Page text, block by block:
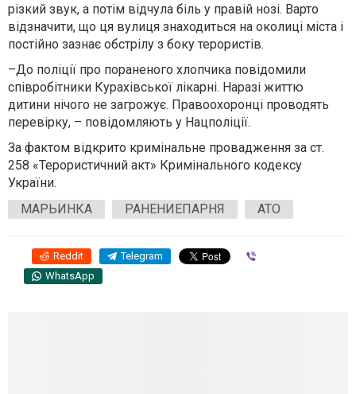
різкий звук, а потім відчула біль у правій нозі. Варто
відзначити, що ця вулиця знаходиться на околиці міста і
постійно зазнає обстрілу з боку терористів.
–До поліції про пораненого хлопчика повідомили
співробітники Курахівської лікарні. Наразі життю
дитини нічого не загрожує. Правоохоронці проводять
перевірку, – повідомляють у Нацполіції.
За фактом відкрито кримінальне провадження за ст.
258 «Терористичний акт» Кримінального кодексу
України.
МАРЬИНКА
РАНЕНИЕПАРНЯ АТО
Reddit Telegram
WhatsApp